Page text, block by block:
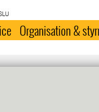
Organisation &